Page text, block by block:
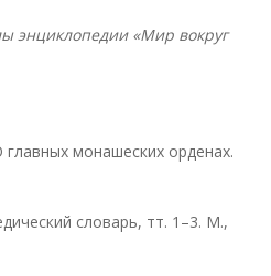
энциклопедии «Мир вокруг
монашеских орденах.
словарь, тт. 1–3. М.,